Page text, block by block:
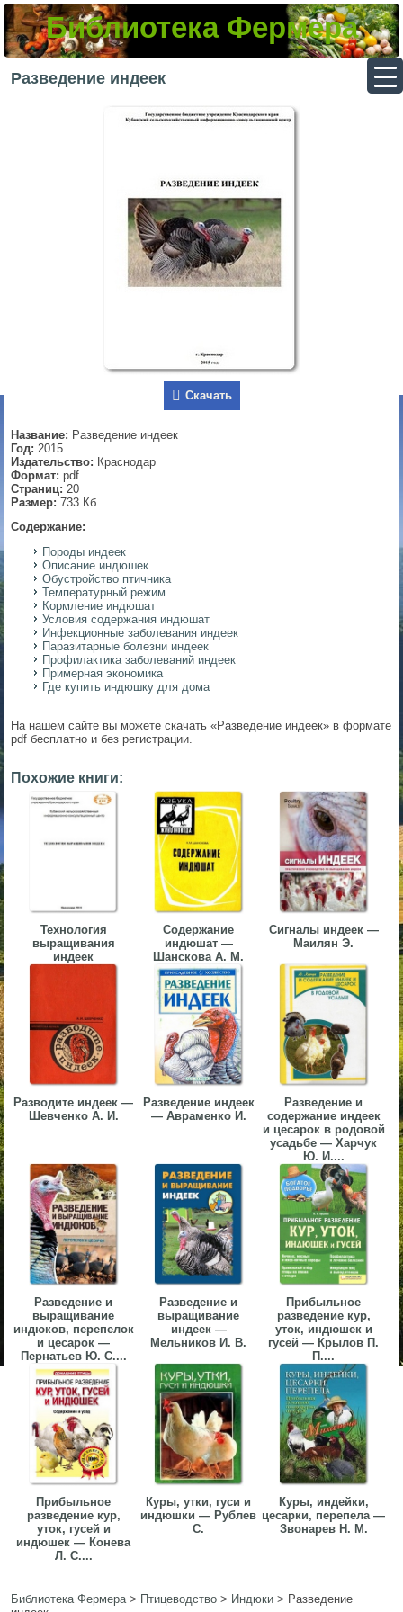
Библиотека Фермера
Разведение индеек
Скачать
Название: Разведение индеек
Год: 2015
Издательство: Краснодар
Формат: pdf
Страниц: 20
Размер: 733 Кб
Содержание:
Породы индеек
Описание индюшек
Обустройство птичника
Температурный режим
Кормление индюшат
Условия содержания индюшат
Инфекционные заболевания индеек
Паразитарные болезни индеек
Профилактика заболеваний индеек
Примерная экономика
Где купить индюшку для дома
На нашем сайте вы можете скачать «Разведение индеек» в формате
pdf бесплатно и без регистрации.
Похожие книги:
Технология
выращивания
индеек
Содержание
индюшат —
Шанскова А. М.
Сигналы индеек —
Маилян Э.
Разводите индеек —
Шевченко А. И.
Разведение индеек
— Авраменко И.
Разведение и
содержание индеек
и цесарок в родовой
усадьбе — Харчук
Ю. И....
Разведение и
выращивание
индюков, перепелок
и цесарок —
Пернатьев Ю. С....
Разведение и
выращивание
индеек —
Мельников И. В.
Прибыльное
разведение кур,
уток, индюшек и
гусей — Крылов П.
П....
Прибыльное
разведение кур,
уток, гусей и
индюшек — Конева
Л. С....
Куры, утки, гуси и
индюшки — Рублев
С.
Куры, индейки,
цесарки, перепела —
Звонарев Н. М.
Библиотека Фермера> Птицеводство > Индюки > Разведение
▼
▼
▼
▼
▼